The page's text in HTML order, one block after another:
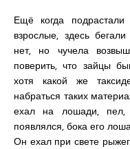
Ещё когда
взрослые, здесь
нет, но чучела
поверить, что зайцы
хотя какой же
набраться таких
ехал на лошади, пел,
появлялся, бока его
Он ехал при свете